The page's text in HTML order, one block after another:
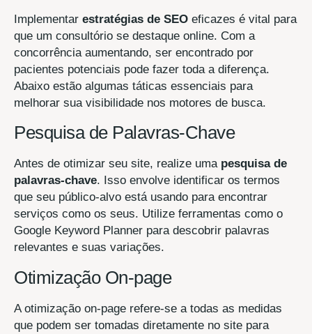
Implementar estratégias de SEO eficazes é vital para
que um consultório se destaque online. Com a
concorrência aumentando, ser encontrado por
pacientes potenciais pode fazer toda a diferença.
Abaixo estão algumas táticas essenciais para
melhorar sua visibilidade nos motores de busca.
Pesquisa de Palavras-Chave
Antes de otimizar seu site, realize uma pesquisa de
palavras-chave. Isso envolve identificar os termos
que seu público-alvo está usando para encontrar
serviços como os seus. Utilize ferramentas como o
Google Keyword Planner para descobrir palavras
relevantes e suas variações.
Otimização On-page
A otimização on-page refere-se a todas as medidas
que podem ser tomadas diretamente no site para